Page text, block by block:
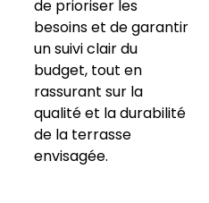
de prioriser les
besoins et de garantir
un suivi clair du
budget, tout en
rassurant sur la
qualité et la durabilité
de la terrasse
envisagée.